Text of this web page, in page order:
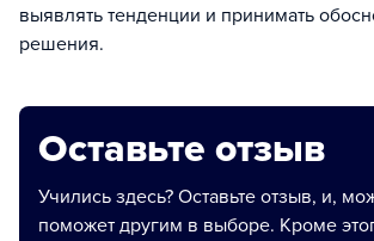
выявлять тенденции и принимать
решения.
Оставьте отзыв
Учились здесь? Оставьте отзыв, и,
поможет другим в выборе. Кроме